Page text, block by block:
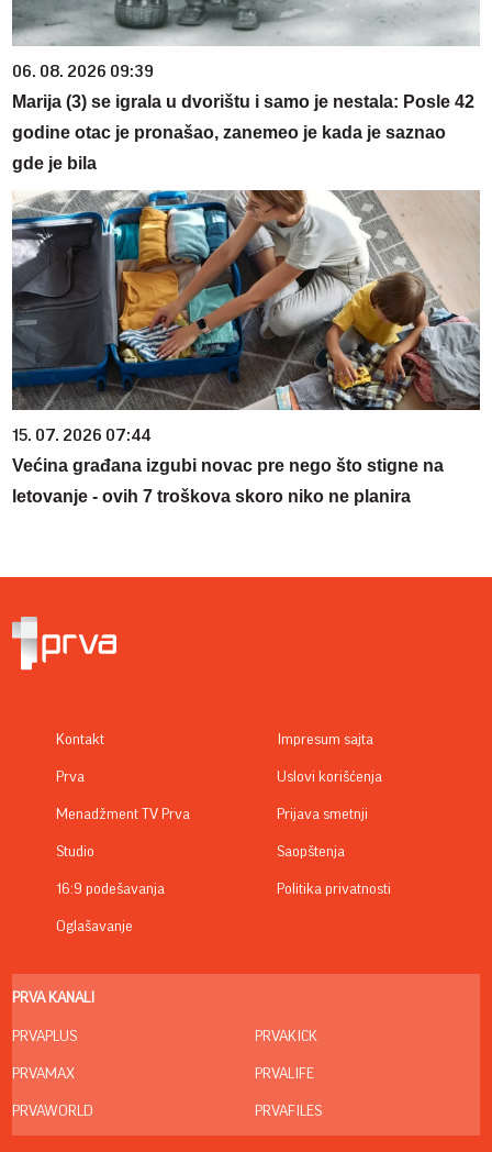
06. 08. 2026 09:39
Marija (3) se igrala u dvorištu i samo je nestala: Posle 42
godine otac je pronašao, zanemeo je kada je saznao
gde je bila
15. 07. 2026 07:44
Većina građana izgubi novac pre nego što stigne na
letovanje - ovih 7 troškova skoro niko ne planira
Kontakt
Prva
Menadžment TV Prva
Studio
16:9 podešavanja
Oglašavanje
Impresum sajta
Uslovi korišćenja
Prijava smetnji
Saopštenja
Politika privatnosti
PRVA KANALI
PRVAPLUS
PRVAMAX
PRVAWORLD
PRVAKICK
PRVALIFE
PRVAFILES